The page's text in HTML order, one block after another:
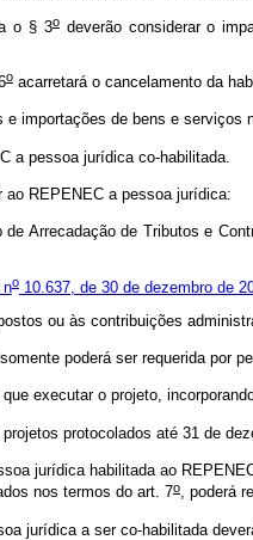
o § 3odeverão considerar o
oacarretará o cancelamento da
importações de bens e serviços
a pessoa jurídica co-habilitada.
REPENEC a pessoa jurídica:
de Arrecadação de Tributos e
o10.637, de 30 de dezembro de
ou às contribuições
poderá ser requerida por
executar o projeto,
protocolados até 31 de
jurídica habilitada ao
nos termos do art. 7o, poderá
jurídica a ser co-habilitada